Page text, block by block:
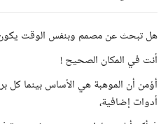
هل تبحث عن مصمم وبنفس الوقت
أنت في المكان الصحيح !
أؤمن أن الموهبة هي الأساس بينما كل
أدوات إضافية،